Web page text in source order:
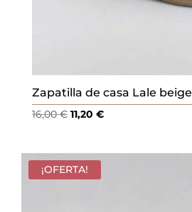
Zapatilla de casa Lale beige
16,00€ El
original
era:
11,20 €El
actual
¡OFERTA!